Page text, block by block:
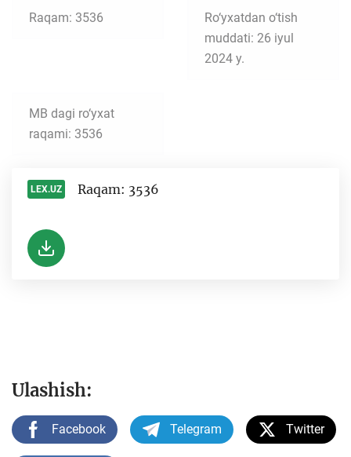
Raqam: 3536
Ro‘yxatdan o‘tish
muddati: 26 iyul
2024 y.
MB dagi ro‘yxat
raqami: 3536
LEX.UZ Raqam: 3536
Ulashish:
Facebook Telegram Twitter